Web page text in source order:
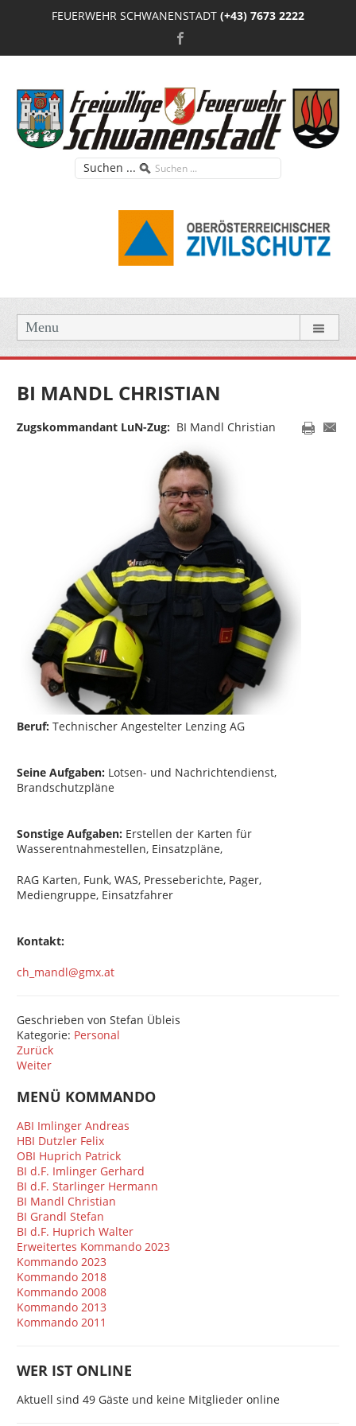
FEUERWEHR SCHWANENSTADT (+43) 7673 2222
Suchen ...
Menu
BI MANDL CHRISTIAN
Zugskommandant LuN-Zug: BI Mandl Christian
Beruf: Technischer Angestelter Lenzing AG
Seine Aufgaben: Lotsen- und Nachrichtendienst,
Brandschutzpläne
Sonstige Aufgaben: Erstellen der Karten für
Wasserentnahmestellen, Einsatzpläne,
RAG Karten, Funk, WAS, Presseberichte, Pager,
Mediengruppe, Einsatzfahrer
Kontakt:
ch_mandl@gmx.at
Geschrieben vonStefan Übleis
Kategorie: Personal
Zurück
Weiter
MENÜ KOMMANDO
ABI Imlinger Andreas
HBI Dutzler Felix
OBI Huprich Patrick
BI d.F. Imlinger Gerhard
BI d.F. Starlinger Hermann
BI Mandl Christian
BI Grandl Stefan
BI d.F. Huprich Walter
Erweitertes Kommando 2023
Kommando 2023
Kommando 2018
Kommando 2008
Kommando 2013
Kommando 2011
WER IST ONLINE
Aktuell sind 49 Gäste und keine Mitglieder online